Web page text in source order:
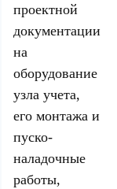
проектной
документации
на
оборудование
узла учета,
его монтажа и
пуско-
наладочные
работы,